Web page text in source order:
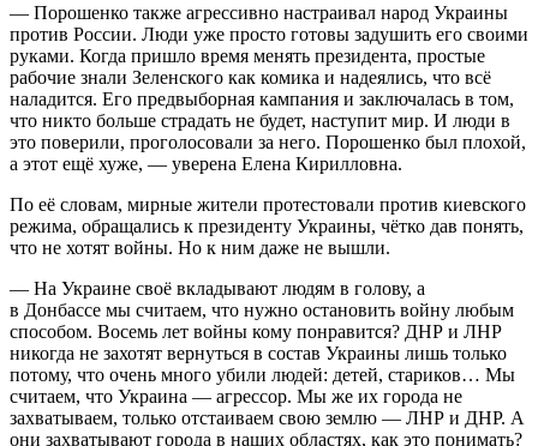
— Порошенко также агрессивно настраивал народ Украины
против России. Люди уже просто готовы задушить его своими
руками. Когда пришло время менять президента, простые
рабочие знали Зеленского как комика и надеялись, что всё
наладится. Его предвыборная кампания и заключалась в том,
что никто больше страдать не будет, наступит мир. И люди в
это поверили, проголосовали за него. Порошенко был плохой,
а этот ещё хуже, — уверена Елена Кирилловна.
По её словам, мирные жители протестовали против киевского
режима, обращались к президенту Украины, чётко дав понять,
что не хотят войны. Но к ним даже не вышли.
— На Украине своё вкладывают людям в голову, а
в Донбассе мы считаем, что нужно остановить войну любым
способом. Восемь лет войны кому понравится? ДНР и ЛНР
никогда не захотят вернуться в состав Украины лишь только
потому, что очень много убили людей: детей, стариков… Мы
считаем, что Украина — агрессор. Мы же их города не
захватываем, только отстаиваем свою землю — ЛНР и ДНР. А
они захватывают города в наших областях, как это понимать?